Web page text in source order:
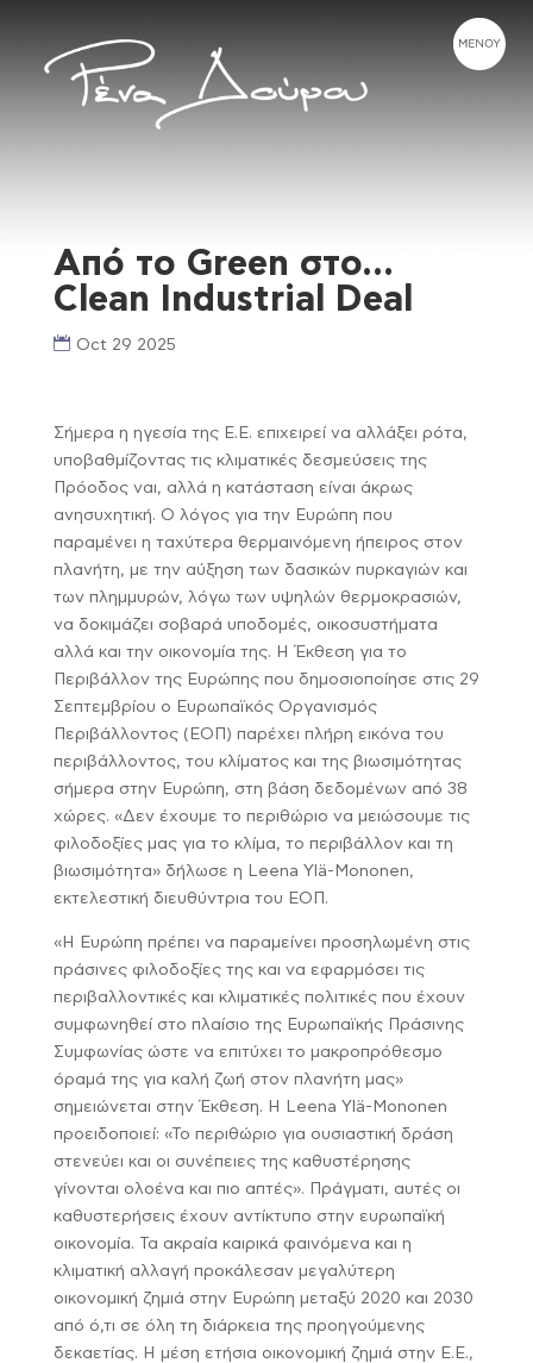
Από το Green στο…
Clean Industrial Deal
Oct 29 2025
Σήμερα η ηγεσία της Ε.Ε. επιχειρεί να αλλάξει ρότα,
υποβαθμίζοντας τις κλιματικές δεσμεύσεις της
Πρόοδος ναι, αλλά η κατάσταση είναι άκρως
ανησυχητική. Ο λόγος για την Ευρώπη που
παραμένει η ταχύτερα θερμαινόμενη ήπειρος στον
πλανήτη, με την αύξηση των δασικών πυρκαγιών και
των πλημμυρών, λόγω των υψηλών θερμοκρασιών,
να δοκιμάζει σοβαρά υποδομές, οικοσυστήματα
αλλά και την οικονομία της. Η Έκθεση για το
Περιβάλλον της Ευρώπης που δημοσιοποίησε στις 29
Σεπτεμβρίου ο Ευρωπαϊκός Οργανισμός
Περιβάλλοντος (ΕΟΠ) παρέχει πλήρη εικόνα του
περιβάλλοντος, του κλίματος και της βιωσιμότητας
σήμερα στην Ευρώπη, στη βάση δεδομένων από 38
χώρες. «Δεν έχουμε το περιθώριο να μειώσουμε τις
φιλοδοξίες μας για το κλίμα, το περιβάλλον και τη
βιωσιμότητα» δήλωσε η Leena Ylä-Mononen,
εκτελεστική διευθύντρια του ΕΟΠ.
«Η Ευρώπη πρέπει να παραμείνει προσηλωμένη στις
πράσινες φιλοδοξίες της και να εφαρμόσει τις
περιβαλλοντικές και κλιματικές πολιτικές που έχουν
συμφωνηθεί στο πλαίσιο της Ευρωπαϊκής Πράσινης
Συμφωνίας ώστε να επιτύχει το μακροπρόθεσμο
όραμά της για καλή ζωή στον πλανήτη μας»
σημειώνεται στην Έκθεση. Η Leena Ylä-Mononen
προειδοποιεί: «Το περιθώριο για ουσιαστική δράση
στενεύει και οι συνέπειες της καθυστέρησης
γίνονται ολοένα και πιο απτές». Πράγματι, αυτές οι
καθυστερήσεις έχουν αντίκτυπο στην ευρωπαϊκή
οικονομία. Τα ακραία καιρικά φαινόμενα και η
κλιματική αλλαγή προκάλεσαν μεγαλύτερη
οικονομική ζημιά στην Ευρώπη μεταξύ 2020 και 2030
από ό,τι σε όλη τη διάρκεια της προηγούμενης
δεκαετίας. Η μέση ετήσια οικονομική ζημιά στην Ε.Ε.,